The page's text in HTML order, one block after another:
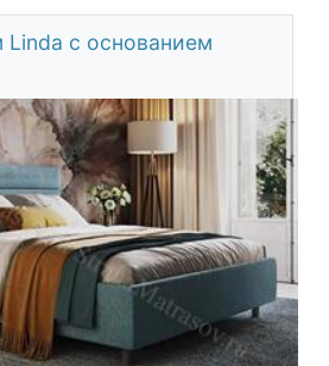
Linda с основанием